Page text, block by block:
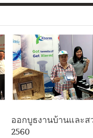
ออกบูธงานบ้านและส
2560